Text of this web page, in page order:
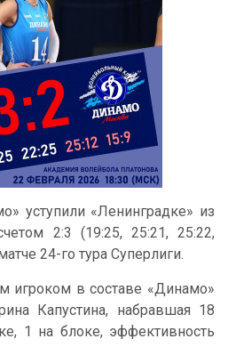
уступили «Ленинградке» из
2:3 (19:25, 25:21, 25:22,
24-го тура Суперлиги.
игроком в составе «Динамо»
Капустина, набравшая 18
1 на блоке, эффективность